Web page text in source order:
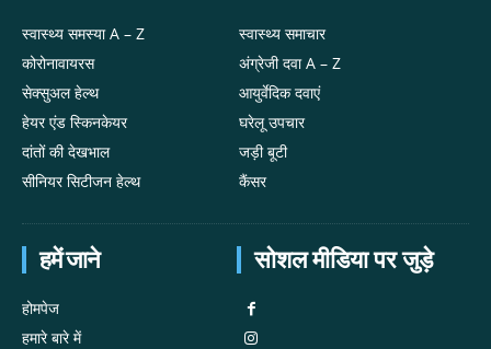
स्वास्थ्य समस्या A – Z
कोरोनावायरस
सेक्सुअल हेल्थ
हेयर एंड स्किनकेयर
दांतों की देखभाल
सीनियर सिटीजन हेल्थ
स्वास्थ्य समाचार
अंग्रेजी दवा A – Z
आयुर्वेदिक दवाएं
घरेलू उपचार
जड़ी बूटी
कैंसर
हमें जाने
होमपेज
हमारे बारे में
सोशल मीडिया पर जुड़े